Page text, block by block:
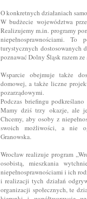
O konkretnych działaniach
W budżecie województwa
Realizujemy m.in. programy
niepełnosprawnościami.
turystycznych dostosowanych
poznawać Dolny Śląsk razem
Wsparcie obejmuje także
domowej, a także liczne
pozarządowymi.
Podczas briefingu
Mamy dziś trzy okazje, ale
Chcemy, aby osoby z
swoich możliwości, a nie
Granowska.
Wrocław realizuje program
osobistą, mieszkania
niepełnosprawnościami i ich
i realizacji tych działań
organizacji społecznych, te